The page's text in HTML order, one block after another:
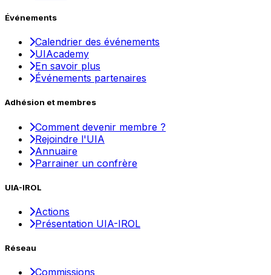
Événements
Calendrier des événements
UIAcademy
En savoir plus
Événements partenaires
Adhésion et membres
Comment devenir membre ?
Rejoindre l'UIA
Annuaire
Parrainer un confrère
UIA-IROL
Actions
Présentation UIA-IROL
Réseau
Commissions